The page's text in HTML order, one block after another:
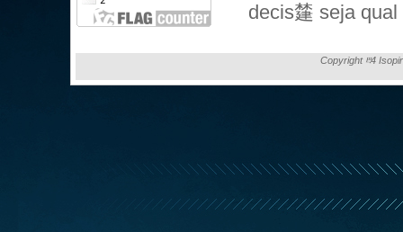
decis㯬 seja
Copyright ⰱ4